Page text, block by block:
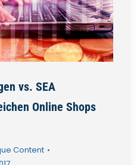
vs. SEA
Online Shops
Content